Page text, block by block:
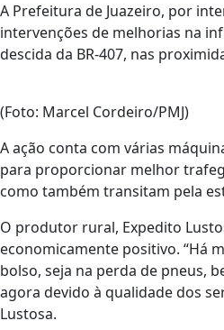
A Prefeitura de Juazeiro, por
intervenções de melhorias na
descida da BR-407, nas
(Foto: Marcel Cordeiro/PMJ)
A ação conta com várias
para proporcionar melhor
como também transitam pela
O produtor rural, Expedito
economicamente positivo. “Há
bolso, seja na perda de pneus,
agora devido à qualidade dos
Lustosa.